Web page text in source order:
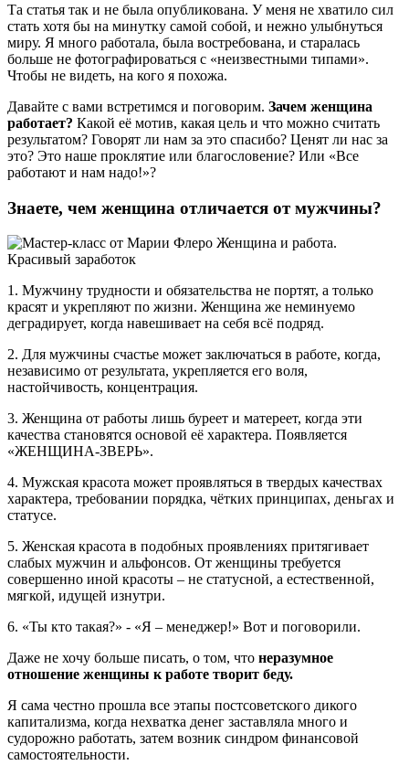
Та статья так и не была опубликована. У меня не хватило сил
стать хотя бы на минутку самой собой, и нежно улыбнуться
миру. Я много работала, была востребована, и старалась
больше не фотографироваться с «неизвестными типами».
Чтобы не видеть, на кого я похожа.
Давайте с вами встретимся и поговорим. Зачем женщина
работает? Какой её мотив, какая цель и что можно считать
результатом? Говорят ли нам за это спасибо? Ценят ли нас за
это? Это наше проклятие или благословение? Или «Все
работают и нам надо!»?
Знаете, чем женщина отличается от мужчины?
1. Мужчину трудности и обязательства не портят, а только
красят и укрепляют по жизни. Женщина же неминуемо
деградирует, когда навешивает на себя всё подряд.
2. Для мужчины счастье может заключаться в работе, когда,
независимо от результата, укрепляется его воля,
настойчивость, концентрация.
3. Женщина от работы лишь буреет и матереет, когда эти
качества становятся основой её характера. Появляется
«ЖЕНЩИНА-ЗВЕРЬ».
4. Мужская красота может проявляться в твердых качествах
характера, требовании порядка, чётких принципах, деньгах и
статусе.
5. Женская красота в подобных проявлениях притягивает
слабых мужчин и альфонсов. От женщины требуется
совершенно иной красоты – не статусной, а естественной,
мягкой, идущей изнутри.
6. «Ты кто такая?» - «Я – менеджер!» Вот и поговорили.
Даже не хочу больше писать, о том, что неразумное
отношение женщины к работе творит беду.
Я сама честно прошла все этапы постсоветского дикого
капитализма, когда нехватка денег заставляла много и
судорожно работать, затем возник синдром финансовой
самостоятельности.